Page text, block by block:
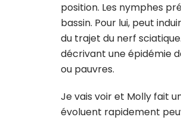
position. Les nymphes
bassin. Pour lui, peut
du trajet du nerf
décrivant une épidémie
ou pauvres.
Je vais voir et Molly fait
évoluent rapidement